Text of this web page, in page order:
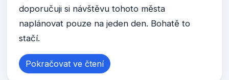
doporučuji si návštěvu tohoto města
naplánovat pouze na jeden den. Bohatě to
stačí.
Pokračovat ve čtení